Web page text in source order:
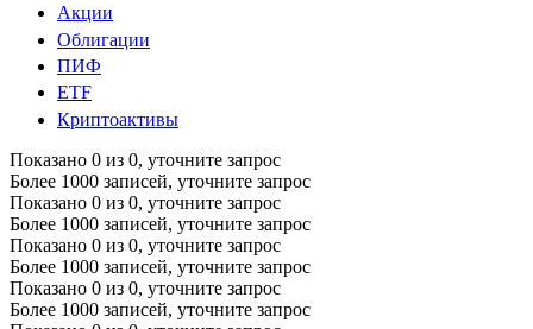
Акции
Облигации
ПИФ
ETF
Криптоактивы
Показано 0 из 0, уточните запрос
Более 1000 записей, уточните запрос
Показано 0 из 0, уточните запрос
Более 1000 записей, уточните запрос
Показано 0 из 0, уточните запрос
Более 1000 записей, уточните запрос
Показано 0 из 0, уточните запрос
Более 1000 записей, уточните запрос